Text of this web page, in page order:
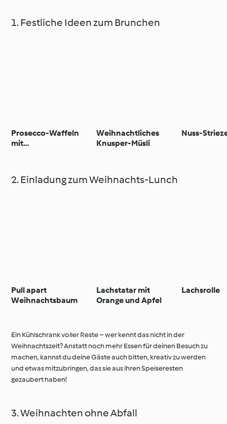
1. Festliche Ideen zum Brunchen
Prosecco-Waffeln
mit
Weihnachtliches
Knusper-Müsli
Nuss-
2. Einladung zum Weihnachts-Lunch
Pull apart
Weihnachtsbaum
Lachstatar mit
Orange und Apfel
Lachsrolle
Ein Kühlschrank voller Reste – wer kennt das nicht in der
Weihnachtszeit? Anstatt noch mehr Essen für deinen Besuch zu
machen, kannst du deine Gäste auch bitten, kreativ zu werden
und etwas mitzubringen, das sie aus ihren Speiseresten
gezaubert haben!
3. Weihnachten ohne Abfall